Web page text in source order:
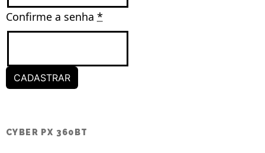
Confirme a senha *
CADASTRAR
CYBER PX 360BT